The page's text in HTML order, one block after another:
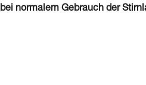
bei normalem Gebrauch der